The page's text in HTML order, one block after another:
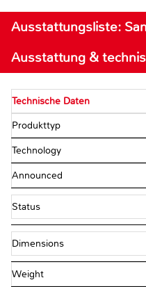
Ausstattungsliste:
Ausstattung &
Technische Daten
Produkttyp
Technology
Announced
Status
Dimensions
Weight